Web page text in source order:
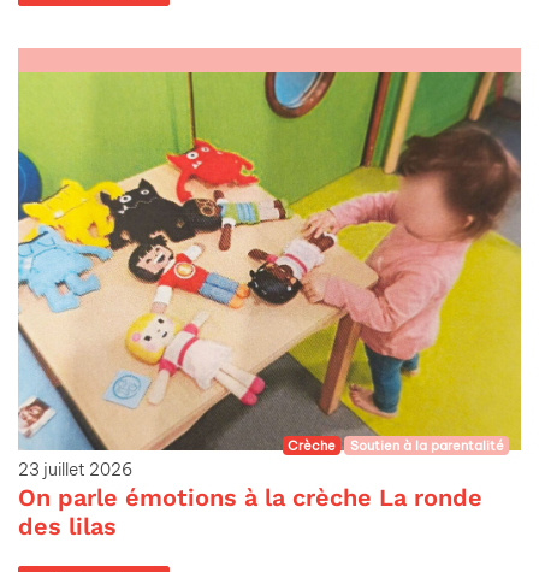
Crèche Soutien à la parentalité
23 juillet 2026
On parle émotions à la crèche La ronde
des lilas